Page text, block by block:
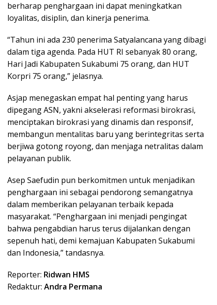
berharap penghargaan ini dapat meningkatkan
loyalitas, disiplin, dan kinerja penerima.
“Tahun ini ada 230 penerima Satyalancana yang dibagi
dalam tiga agenda. Pada HUT RI sebanyak 80 orang,
Hari Jadi Kabupaten Sukabumi 75 orang, dan HUT
Korpri 75 orang,” jelasnya.
Asjap menegaskan empat hal penting yang harus
dipegang ASN, yakni akselerasi reformasi birokrasi,
menciptakan birokrasi yang dinamis dan responsif,
membangun mentalitas baru yang berintegritas serta
berjiwa gotong royong, dan menjaga netralitas dalam
pelayanan publik.
Asep Saefudin pun berkomitmen untuk menjadikan
penghargaan ini sebagai pendorong semangatnya
dalam memberikan pelayanan terbaik kepada
masyarakat. “Penghargaan ini menjadi pengingat
bahwa pengabdian harus terus dijalankan dengan
sepenuh hati, demi kemajuan Kabupaten Sukabumi
dan Indonesia,” tandasnya.
Reporter: Ridwan HMS
Redaktur: Andra Permana